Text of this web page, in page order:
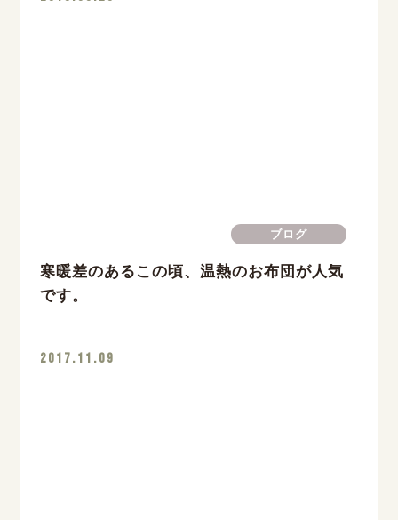
ブログ
寒暖差のあるこの頃、温熱のお布団が人気
です。
2017.11.09